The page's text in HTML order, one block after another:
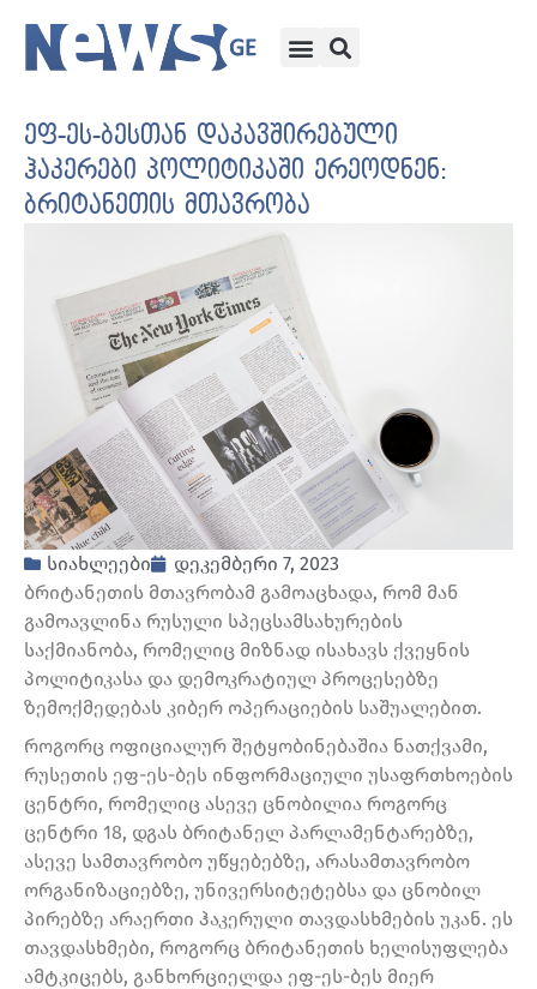
ეფ-ეს-ბესთან დაკავშირებული
ჰაკერები პოლიტიკაში ერეოდნენ:
ბრიტანეთის მთავრობა
სიახლეები
დეკემბერი 7, 2023
ბრიტანეთის მთავრობამ გამოაცხადა, რომ მან
გამოავლინა რუსული სპეცსამსახურების
საქმიანობა, რომელიც მიზნად ისახავს ქვეყნის
პოლიტიკასა და დემოკრატიულ პროცესებზე
ზემოქმედებას კიბერ ოპერაციების საშუალებით.
როგორც ოფიციალურ შეტყობინებაშია ნათქვამი,
რუსეთის ეფ-ეს-ბეს ინფორმაციული უსაფრთხოების
ცენტრი, რომელიც ასევე ცნობილია როგორც
ცენტრი 18, დგას ბრიტანელ პარლამენტარებზე,
ასევე სამთავრობო უწყებებზე, არასამთავრობო
ორგანიზაციებზე, უნივერსიტეტებსა და ცნობილ
პირებზე არაერთი ჰაკერული თავდასხმების უკან. ეს
თავდასხმები, როგორც ბრიტანეთის ხელისუფლება
ამტკიცებს, განხორციელდა ეფ-ეს-ბეს მიერ